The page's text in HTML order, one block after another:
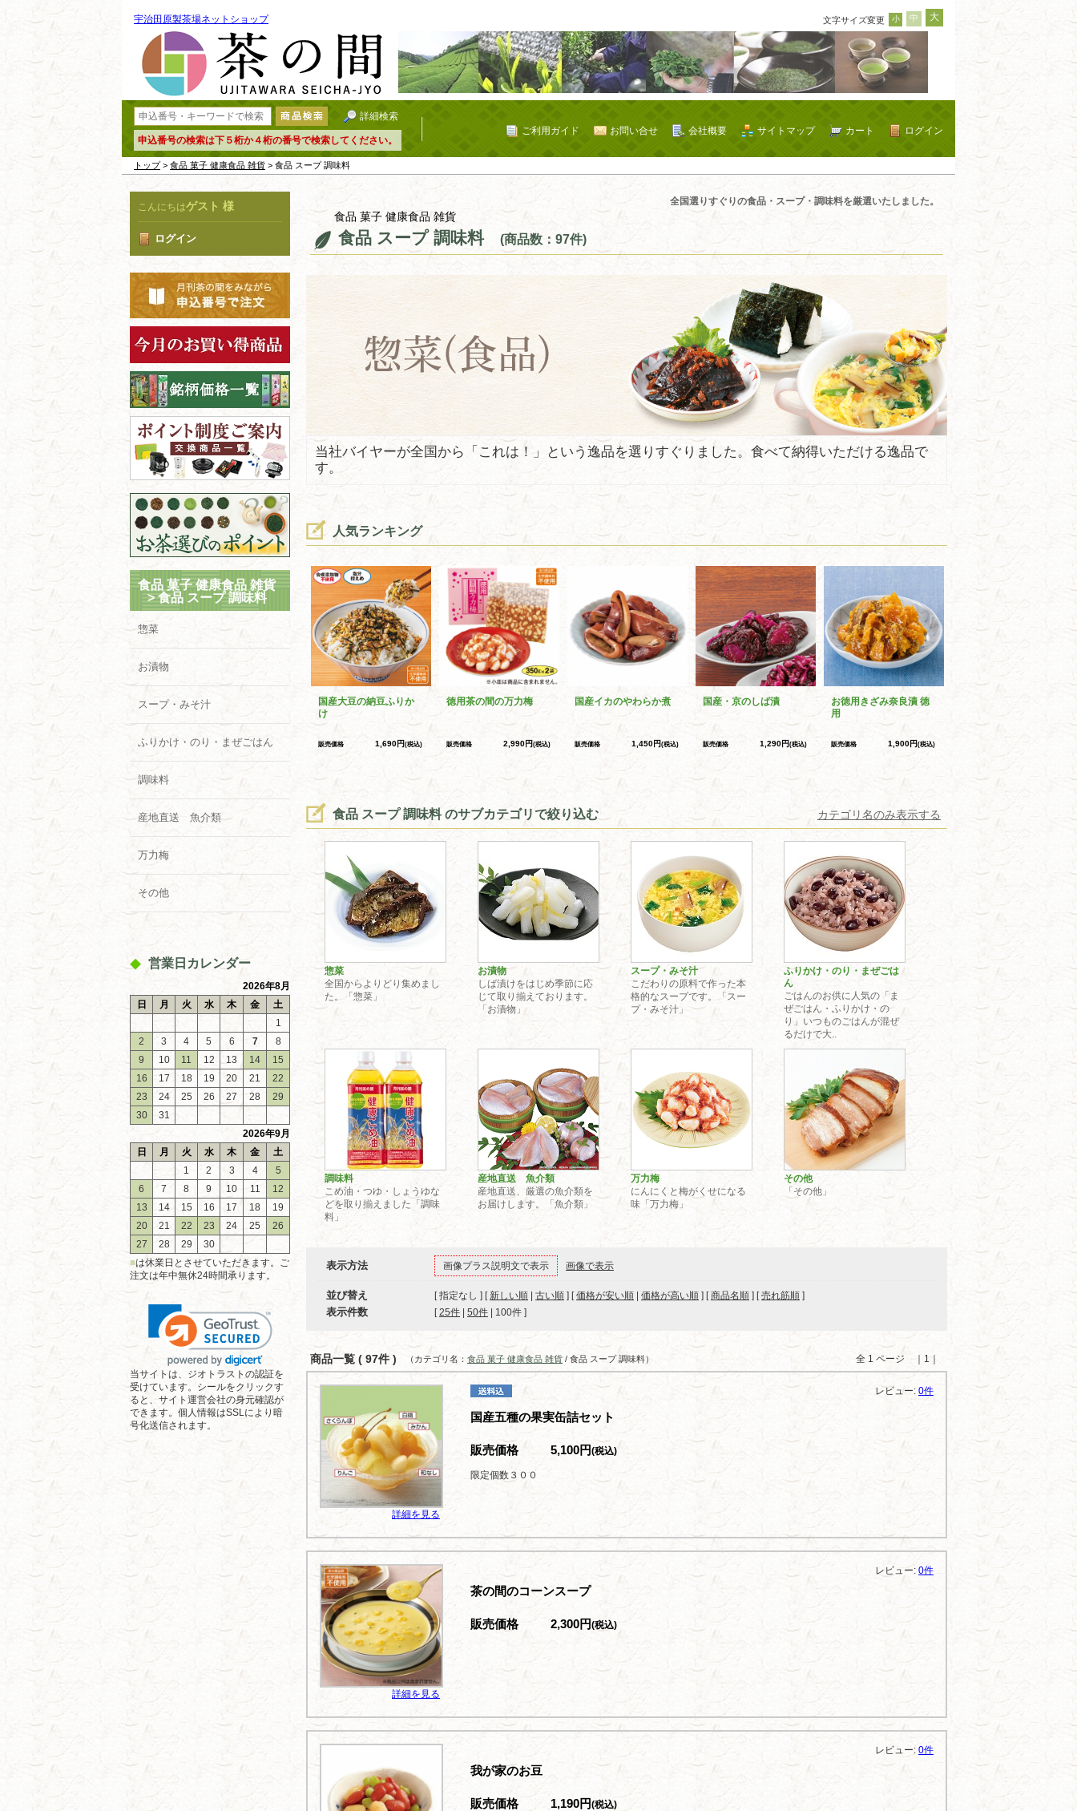
宇治田原製茶場ネットショップ 文字サイズ変更 小 中 大
詳細検索
申込番号の検索は下５桁か４桁の番号で検索してください。
ログイン
カート
サイトマップ
会社概要
お問い合せ
ご利用ガイド
トップ> 食品 菓子 健康食品 雑貨 > 食品 スープ 調味料
こんにちはゲスト 様
ログイン
食品 菓子 健康食品 雑貨
>食品 スープ 調味料
惣菜
お漬物
スープ・みそ汁
ふりかけ・のり・まぜごはん
調味料
産地直送 魚介類
万力梅
その他
営業日カレンダー
2026年8月
日
月 火 水 木 金
土
1
2
3 4 5 6 7
8
9
10 11 12 13 14
15
16
17 18 19 20 21
22
23
24 25 26 27 28
29
30
31
2026年9月
日
月 火 水 木 金
土
1
2 3 4
5
6
7 8 9 10 11
12
13
14 15 16 17 18
19
20
21 22 23 24 25
26
27
28 29
30
■は休業日とさせていただきます。ご
注文は年中無休24時間承ります。
当サイトは、ジオトラストの認証を
受けています。シールをクリックす
ると、サイト運営会社の身元確認が
できます。個人情報はSSLにより暗
号化送信されます。
全国選りすぐりの食品・スープ・調味料を厳選いたしました。
食品 菓子 健康食品 雑貨
食品 スープ 調味料 (商品数：97件)
当社バイヤーが全国から「これは！」という逸品を選りすぐりました。食べて納得いただける逸品で
す。
人気ランキング
国産大豆の納豆ふりか
け
販売価格 1,690円(税込)
徳用茶の間の万力梅
販売価格 2,990円(税込)
国産イカのやわらか煮
販売価格 1,450円(税込)
国産・京のしば漬
販売価格 1,290円(税込)
お徳用きざみ奈良漬 徳
用
販売価格 1,900円(税込)
食品 スープ 調味料 のサブカテゴリで絞り込む カテゴリ名のみ表示する
惣菜
全国からよりどり集めまし
た。「惣菜」
お漬物
しば漬けをはじめ季節に応
じて取り揃えております。
「お漬物」
スープ・みそ汁
こだわりの原料で作った本
格的なスープです。「スー
プ・みそ汁」
ふりかけ・のり・まぜごは
ん
ごはんのお供に人気の「ま
ぜごはん・ふりかけ・の
り」いつものごはんが混ぜ
るだけで大..
調味料
こめ油・つゆ・しょうゆな
どを取り揃えました「調味
料」
産地直送 魚介類
産地直送、厳選の魚介類を
お届けします。「魚介類」
万力梅
にんにくと梅がくせになる
味「万力梅」
その他
「その他」
表示方法 画像プラス説明文で表示 画像で表示
並び替え [ 指定なし ] [ 新しい順 古い順 ] [価格が安い順 価格が高い順 ] [商品名順 ] [売れ筋順 ]
表示件数 [ 25件 50件 100件 ]
商品一覧 ( 97件 ) 全 1 ページ ｜1｜
（カテゴリ名： 食品 菓子 健康食品 雑貨 / 食品 スープ 調味料）
詳細を見る
レビュー: 0件
国産五種の果実缶詰セット
販売価格 5,100円(税込)
限定個数３００
詳細を見る
レビュー: 0件
茶の間のコーンスープ
販売価格 2,300円(税込)
レビュー: 0件
我が家のお豆
販売価格 1,190円(税込)